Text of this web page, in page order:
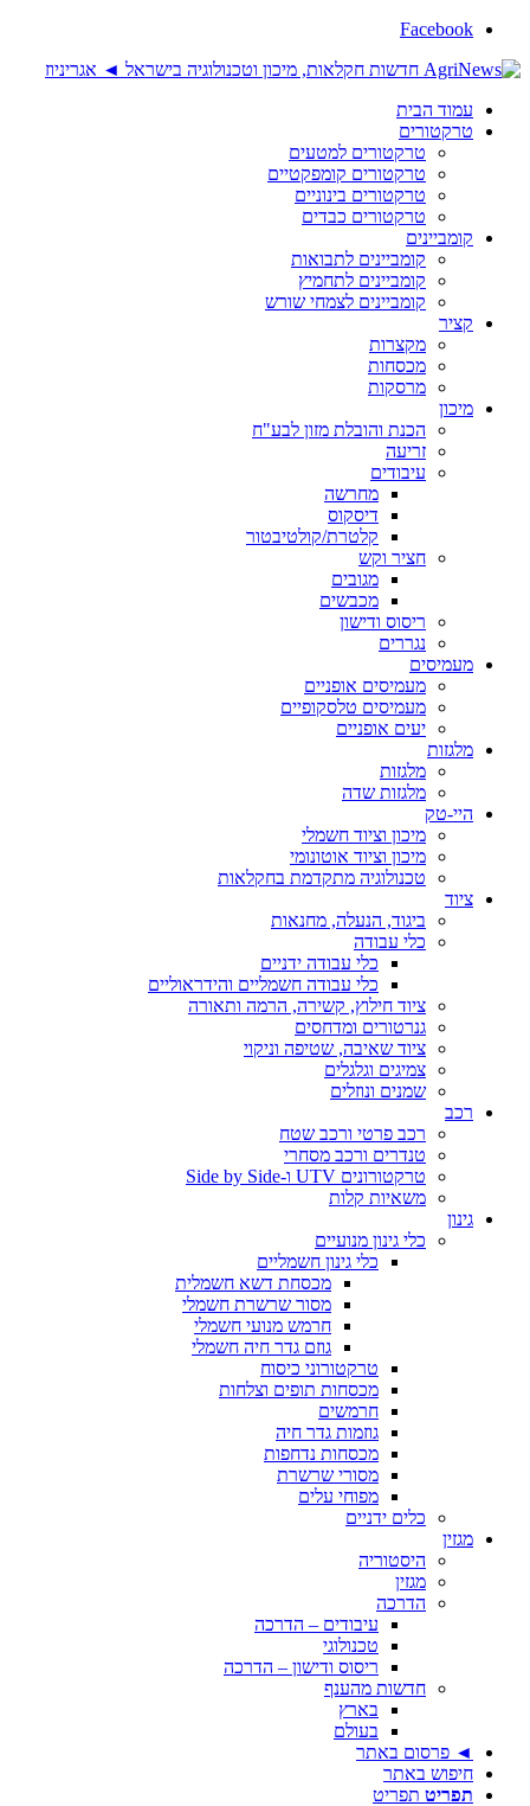
Facebook
עמוד הבית
טרקטורים
טרקטורים למטעים
טרקטורים קומפקטיים
טרקטורים בינוניים
טרקטורים כבדים
קומביינים
קומביינים לתבואות
קומביינים לתחמיץ
קומביינים לצמחי שורש
קציר
מקצרות
מכסחות
מרסקות
מיכון
הכנת והובלת מזון לבע"ח
זריעה
עיבודים
מחרשה
דיסקוס
קלטרת/קולטיבטור
חציר וקש
מגובים
מכבשים
ריסוס ודישון
נגררים
מעמיסים
מעמיסים אופניים
מעמיסים טלסקופיים
יעים אופניים
מלגזות
מלגזות
מלגזות שדה
היי-טק
מיכון וציוד חשמלי
מיכון וציוד אוטונומי
טכנולוגיה מתקדמת בחקלאות
ציוד
ביגוד, הנעלה, מחנאות
כלי עבודה
כלי עבודה ידניים
כלי עבודה חשמליים והידראוליים
ציוד חילוץ, קשירה, הרמה ותאורה
גנרטורים ומדחסים
ציוד שאיבה, שטיפה וניקוי
צמיגים וגלגלים
שמנים ונוזלים
רכב
רכב פרטי ורכב שטח
טנדרים ורכב מסחרי
טרקטורונים UTV ו-Side by Side
משאיות קלות
גינון
כלי גינון מנועיים
כלי גינון חשמליים
מכסחת דשא חשמלית
מסור שרשרת חשמלי
חרמש מנועי חשמלי
גוזם גדר חיה חשמלי
טרקטורוני כיסוח
מכסחות תופים וצלחות
חרמשים
גוזמות גדר חיה
מכסחות נדחפות
מסורי שרשרת
מפוחי עלים
כלים ידניים
מגזין
היסטוריה
מגזין
הדרכה
עיבודים – הדרכה
טכנולוגי
ריסוס ודישון – הדרכה
חדשות מהענף
בארץ
בעולם
◄ פרסום באתר
חיפוש באתר
תפריט תפריט